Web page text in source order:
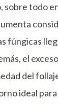
sobre todo
fúngicas
el
del
ideal